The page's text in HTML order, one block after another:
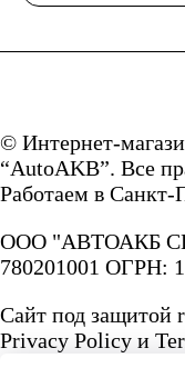
© Интернет-
“AutoAKB”. Все
Работаем в Санкт-
ООО "АВТОАКБ
780201001 ОГРН:
Сайт под защитой
Privacy Policy и